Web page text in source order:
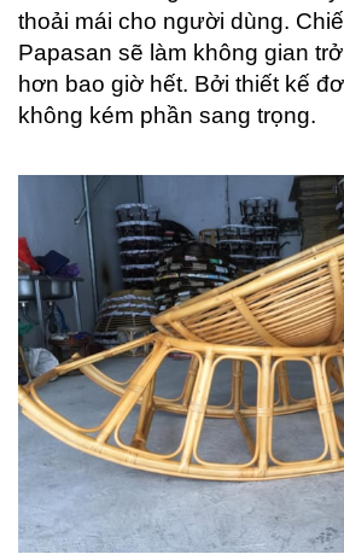
thoải mái cho người dùng.
Papasan sẽ làm không gian
hơn bao giờ hết. Bởi thiết kế
không kém phần sang trọng.